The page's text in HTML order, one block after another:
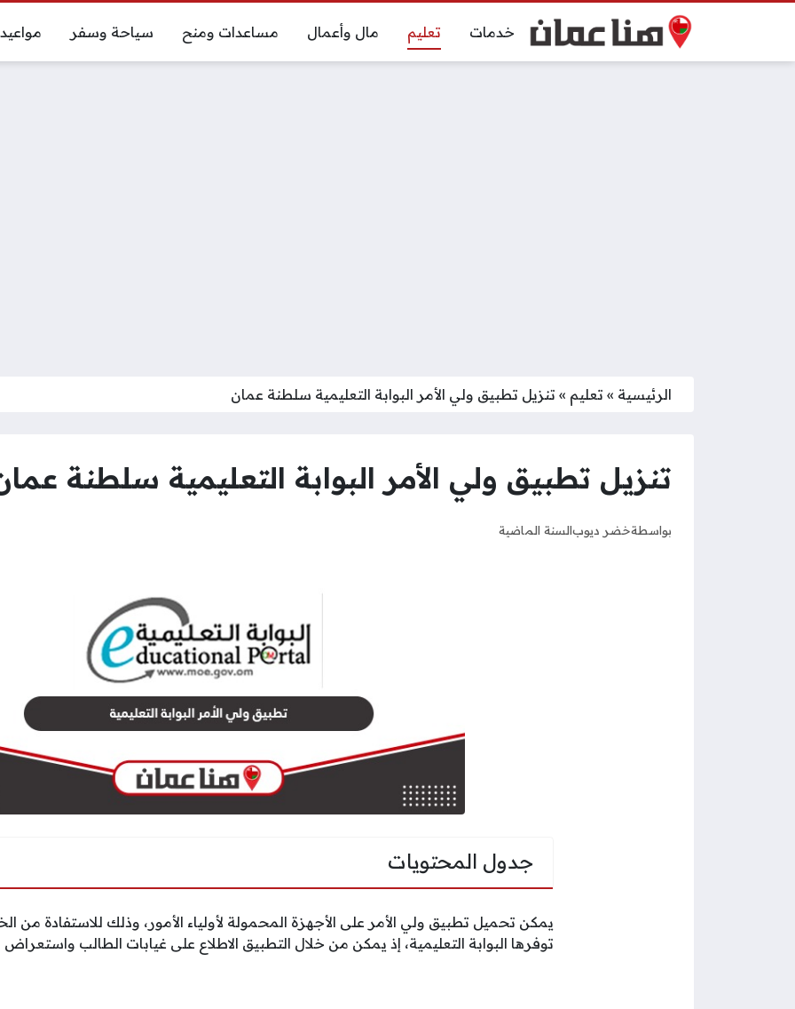
خدمات تعليم مال وأعمال مساعدات ومنح سياحة وسفر مواعيد
الرئيسية » تعليم » تنزيل تطبيق ولي الأمر البوابة التعليمية سلطنة عمان
تنزيل تطبيق ولي الأمر البوابة التعليمية سلطنة
بواسطةخضر ديوبالسنة الماضية
جدول المحتويات
يمكن تحميل تطبيق ولي الأمر على الأجهزة المحمولة لأولياء الأمور، وذلك للاستفادة من
توفرها البوابة التعليمية، إذ يمكن من خلال التطبيق الاطلاع على غيابات الطالب